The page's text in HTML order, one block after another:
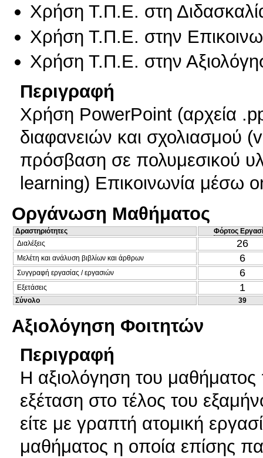
Χρήση Τ.Π.Ε. στη
Χρήση Τ.Π.Ε. στην
Χρήση Τ.Π.Ε. στην
Περιγραφή
Χρήση PowerPoint (αρχεία
διαφανειών και σχολιασμού
πρόσβαση σε πολυμεσικού
learning) Επικοινωνία μέσω
Οργάνωση Μαθήματος
Δραστηριότητες
Φόρτος
Διαλέξεις
26
Μελέτη και ανάλυση βιβλίων και άρθρων 6
Συγγραφή εργασίας / εργασιών 6
Εξετάσεις 1
Σύνολο 39
Αξιολόγηση Φοιτητών
Περιγραφή
Η αξιολόγηση του μαθήματος
εξέταση στο τέλος του
είτε με γραπτή ατομική
μαθήματος η οποία επίσης